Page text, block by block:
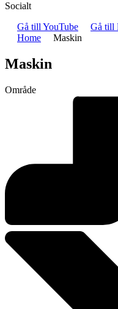
Socialt
Gå till YouTube
Gå till
Home
Maskin
Maskin
Område